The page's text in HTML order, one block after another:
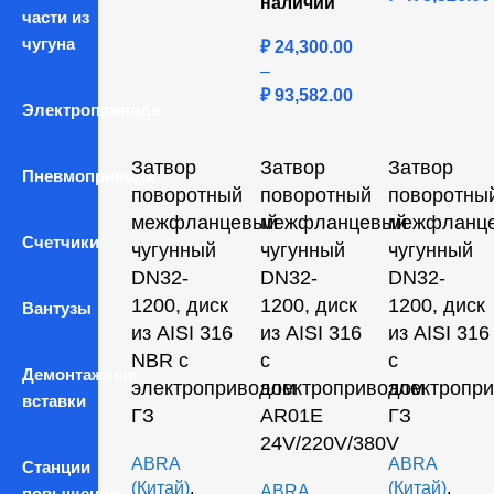
части из
чугуна
Электропривода
Пневмопривода
Счетчики
Вантузы
Демонтажные
вставки
Станции
₽24,300.00
–
₽93,582.00
Затвор
поворотный
межфланцевый
чугунный
DN32-
1200, диск
из AISI 316
NBR с
электроприводом
ГЗ
ABRA
(Китай),
Затвор
поворотный
межфланцевый
чугунный
DN32-
1200, диск
из AISI 316
с
электроприводом
AR01E
24V/220V/380V
Затвор
чугунный
DN32-
1200, диск
из AISI 316
с
ГЗ
ABRA
(Китай),